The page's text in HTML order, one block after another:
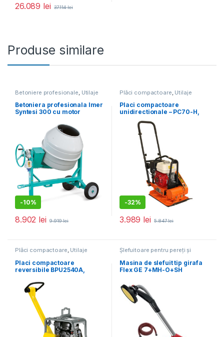
26.089 lei 37.114lei
Produse similare
Betoniere profesionale Utilaje
pentru construcții
Betoniera profesionala Imer
Syntesi 300 cu motor
-10%
8.902 lei 9.919lei
Plăci compactoare Utilaje
pentru construcții
Placi compactoare
unidirectionale – PC70-H,
11.5 kN, motor Honda,
benzina 5.5 cp, greutate 65
-32%
3.989 lei 5.847lei
Plăci compactoare, Utilaje
Placi compactoare
reversibile BPU2540A,
OTOR HONDA
GX160,PORNIRE LA SFOARA
Șlefuitoare pentru pereți și
tavane Utilaje pentru construcții
Masina de slefuit tip girafa
Flex GE 7+MH-O+SH